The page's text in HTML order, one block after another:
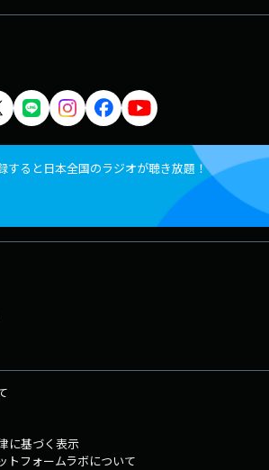
すると日本全国のラジオが聴き放題！
に基づく表示
トフォームラボについて